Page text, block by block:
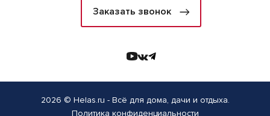
Заказать звонок
2026 © Helas.ru - Всё для дома, дачи и отдыха.
Политика конфиденциальности